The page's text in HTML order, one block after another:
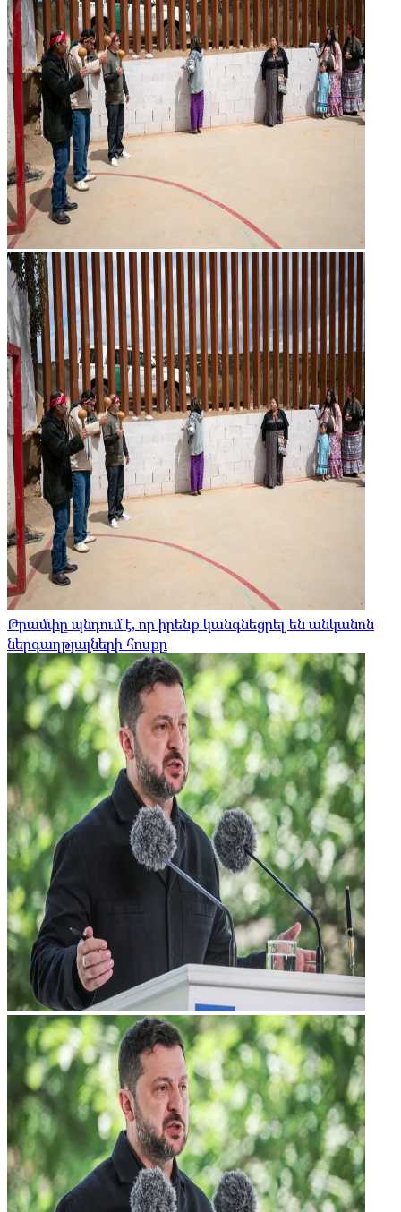
Թրամփը պնդում է, որ իրենք կանգնեցրել են անկանոն
ներգաղթյալների հոսքը